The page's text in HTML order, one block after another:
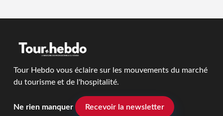
Tour Hebdo vous éclaire sur les mouvements du marché
du tourisme et de l'hospitalité.
Ne rien manquer Recevoir la newsletter